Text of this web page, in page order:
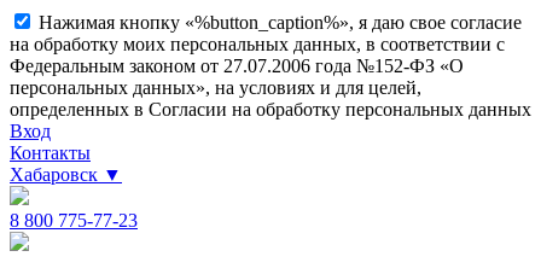
Нажимая кнопку «%button_caption%», я даю свое согласие
на обработку моих персональных данных, в соответствии с
Федеральным законом от 27.07.2006 года №152-ФЗ «О
персональных данных», на условиях и для целей,
определенных в Согласии на обработку персональных данных
Вход
Контакты
Хабаровск ▼
8 800 775-77-23